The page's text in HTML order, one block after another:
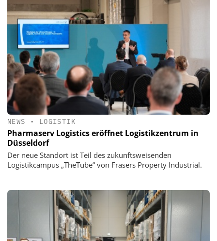
NEWS • LOGISTIK
Pharmaserv Logistics eröffnet Logistikzentrum in
Düsseldorf
Der neue Standort ist Teil des zukunftsweisenden
Logistikcampus „TheTube“ von Frasers Property Industrial.